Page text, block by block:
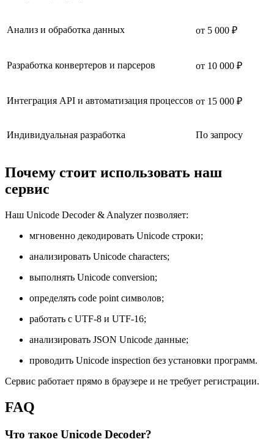
Анализ и обработка данных от 5 000 ₽
Разработка конвертеров и парсеров от 10 000 ₽
Интеграция API и автоматизация процессов от 15 000 ₽
Индивидуальная разработка По запросу
Почему стоит использовать наш
сервис
Наш Unicode Decoder & Analyzer позволяет:
мгновенно декодировать Unicode строки;
анализировать Unicode characters;
выполнять Unicode conversion;
определять code point символов;
работать с UTF-8 и UTF-16;
анализировать JSON Unicode данные;
проводить Unicode inspection без установки программ.
Сервис работает прямо в браузере и не требует регистрации.
FAQ
Что такое Unicode Decoder?